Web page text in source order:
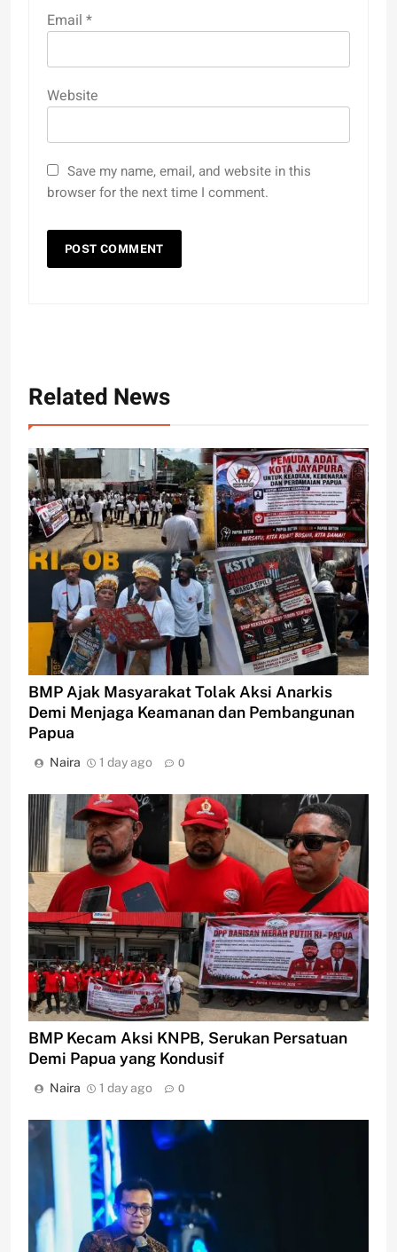
Email *
Website
Save my name, email, and website in this
browser for the next time I comment.
Related News
BMP Ajak Masyarakat Tolak Aksi Anarkis
Demi Menjaga Keamanan dan Pembangunan
Papua
Naira 1 day ago 0
BMP Kecam Aksi KNPB, Serukan Persatuan
Demi Papua yang Kondusif
Naira 1 day ago 0